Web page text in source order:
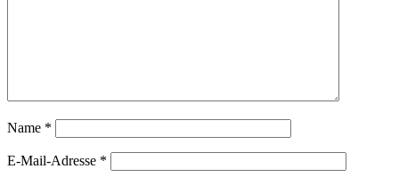
Name *
E-Mail-Adresse *